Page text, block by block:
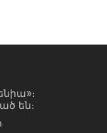
են։